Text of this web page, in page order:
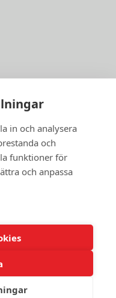
in och analysera
och
funktioner för
och anpassa
40.